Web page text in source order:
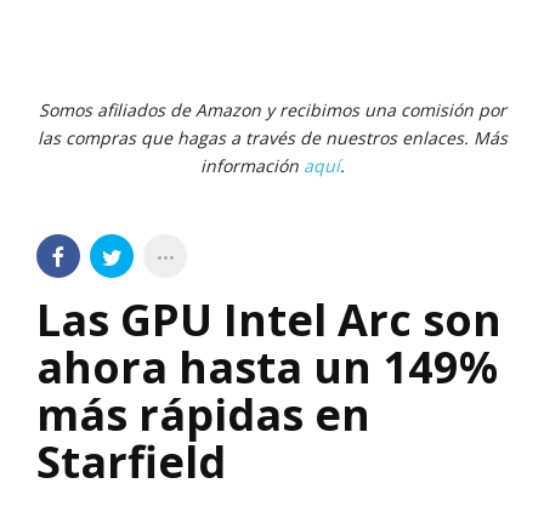
Somos afiliados de Amazon y recibimos una comisión por
las compras que hagas a través de nuestros enlaces. Más
información aquí.
Las GPU Intel Arc son
ahora hasta un 149%
más rápidas en
Starfield